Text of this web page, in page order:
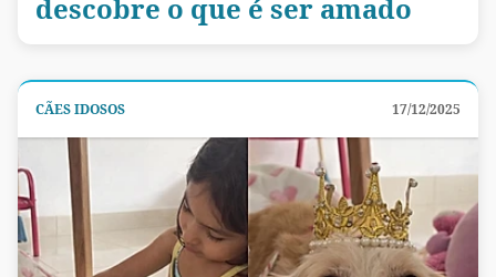
descobre o que é ser amado
CÃES IDOSOS 17/12/2025